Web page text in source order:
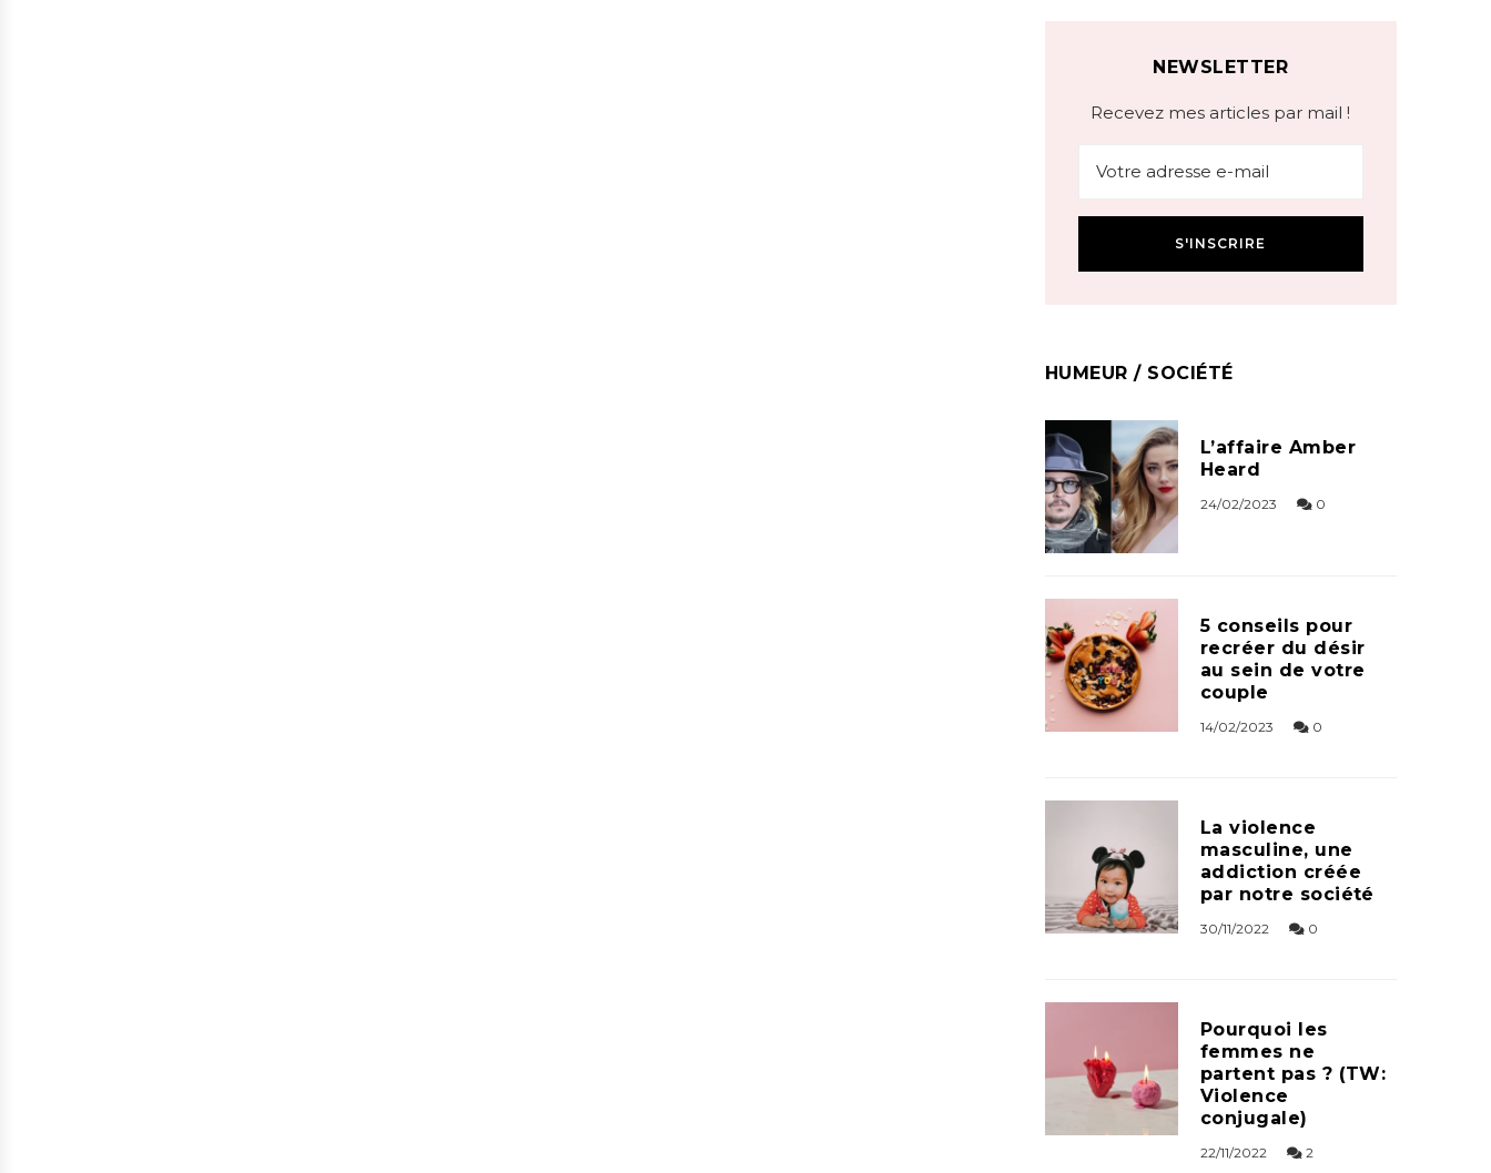
NEWSLETTER
Recevez mes articles par mail !
HUMEUR / SOCIÉTÉ
L’affaire Amber
Heard
24/02/2023 0
5 conseils pour
recréer du désir
au sein de votre
couple
14/02/2023 0
La violence
masculine, une
addiction créée
par notre société
30/11/2022 0
Pourquoi les
femmes ne
partent pas ? (TW:
Violence
conjugale)
22/11/2022 2